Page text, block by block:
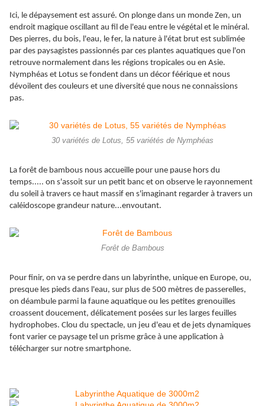
Ici, le dépaysement est assuré. On plonge dans un monde Zen, un
endroit magique oscillant au fil de l'eau entre le végétal et le minéral.
Des pierres, du bois, l'eau, le fer, la nature à l'état brut est sublimée
par des paysagistes passionnés par ces plantes aquatiques que l'on
retrouve normalement dans les régions tropicales ou en Asie.
Nymphéas et Lotus se fondent dans un décor féérique et nous
dévoilent des couleurs et une diversité que nous ne connaissions
pas.
30 variétés de Lotus, 55 variétés de Nymphéas
La forêt de bambous nous accueille pour une pause hors du
temps..... on s'assoit sur un petit banc et on observe le rayonnement
du soleil à travers ce haut massif en s'imaginant regarder à travers un
caléidoscope grandeur nature...envoutant.
Forêt de Bambous
Pour finir, on va se perdre dans un labyrinthe, unique en Europe, ou,
presque les pieds dans l'eau, sur plus de 500 mètres de passerelles,
on déambule parmi la faune aquatique ou les petites grenouilles
croassent doucement, délicatement posées sur les larges feuilles
hydrophobes. Clou du spectacle, un jeu d'eau et de jets dynamiques
font varier ce paysage tel un prisme grâce à une application à
télécharger sur notre smartphone.